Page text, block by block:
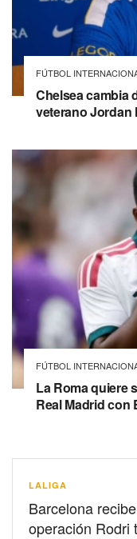
FÚTBOL
Chelsea cambia
veterano Jordan
FÚTBOL
La Roma quiere
Real Madrid con
LALIGA
Barcelona
operación Rodri